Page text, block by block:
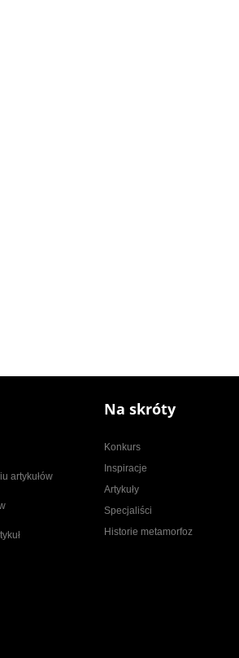
artykułów
Na skróty
Konkurs
Inspiracje
Artykuły
Specjaliści
Historie metamorfoz